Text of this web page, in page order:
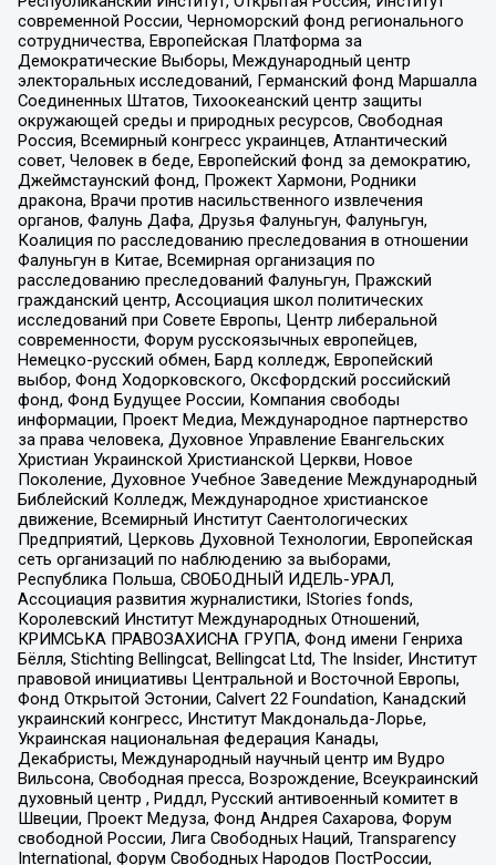
современной России, Черноморский фонд регионального
сотрудничества, Европейская Платформа за
Демократические Выборы, Международный центр
электоральных исследований, Германский фонд Маршалла
Соединенных Штатов, Тихоокеанский центр защиты
окружающей среды и природных ресурсов, Свободная
Россия, Всемирный конгресс украинцев, Атлантический
совет, Человек в беде, Европейский фонд за демократию,
Джеймстаунский фонд, Прожект Хармони, Родники
дракона, Врачи против насильственного извлечения
органов, Фалунь Дафа, Друзья Фалуньгун, Фалуньгун,
Коалиция по расследованию преследования в отношении
Фалуньгун в Китае, Всемирная организация по
расследованию преследований Фалуньгун, Пражский
гражданский центр, Ассоциация школ политических
исследований при Совете Европы, Центр либеральной
современности, Форум русскоязычных европейцев,
Немецко-русский обмен, Бард колледж, Европейский
выбор, Фонд Ходорковского, Оксфордский российский
фонд, Фонд Будущее России, Компания свободы
информации, Проект Медиа, Международное партнерство
за права человека, Духовное Управление Евангельских
Христиан Украинской Христианской Церкви, Новое
Поколение, Духовное Учебное Заведение Международный
Библейский Колледж, Международное христианское
движение, Всемирный Институт Саентологических
Предприятий, Церковь Духовной Технологии, Европейская
сеть организаций по наблюдению за выборами,
Республика Польша, СВОБОДНЫЙ ИДЕЛЬ-УРАЛ,
Ассоциация развития журналистики, IStories fonds,
Королевский Институт Международных Отношений,
КРИМСЬКА ПРАВОЗАХИСНА ГРУПА, Фонд имени Генриха
Бёлля, Stichting Bellingcat, Bellingcat Ltd, The Insider, Институт
правовой инициативы Центральной и Восточной Европы,
Фонд Открытой Эстонии, Calvert 22 Foundation, Канадский
украинский конгресс, Институт Макдональда-Лорье,
Украинская национальная федерация Канады,
Декабристы, Международный научный центр им Вудро
Вильсона, Свободная пресса, Возрождение, Всеукраинский
духовный центр , Риддл, Русский антивоенный комитет в
Швеции, Проект Медуза, Фонд Андрея Сахарова, Форум
свободной России, Лига Свободных Наций, Transparеncy
International, Форум Свободных Народов ПостРоссии,